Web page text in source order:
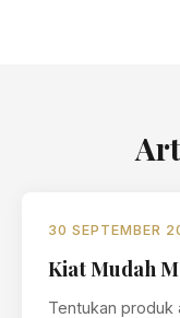
30 SEPTEMBER
Kiat Mudah
Tentukan produk